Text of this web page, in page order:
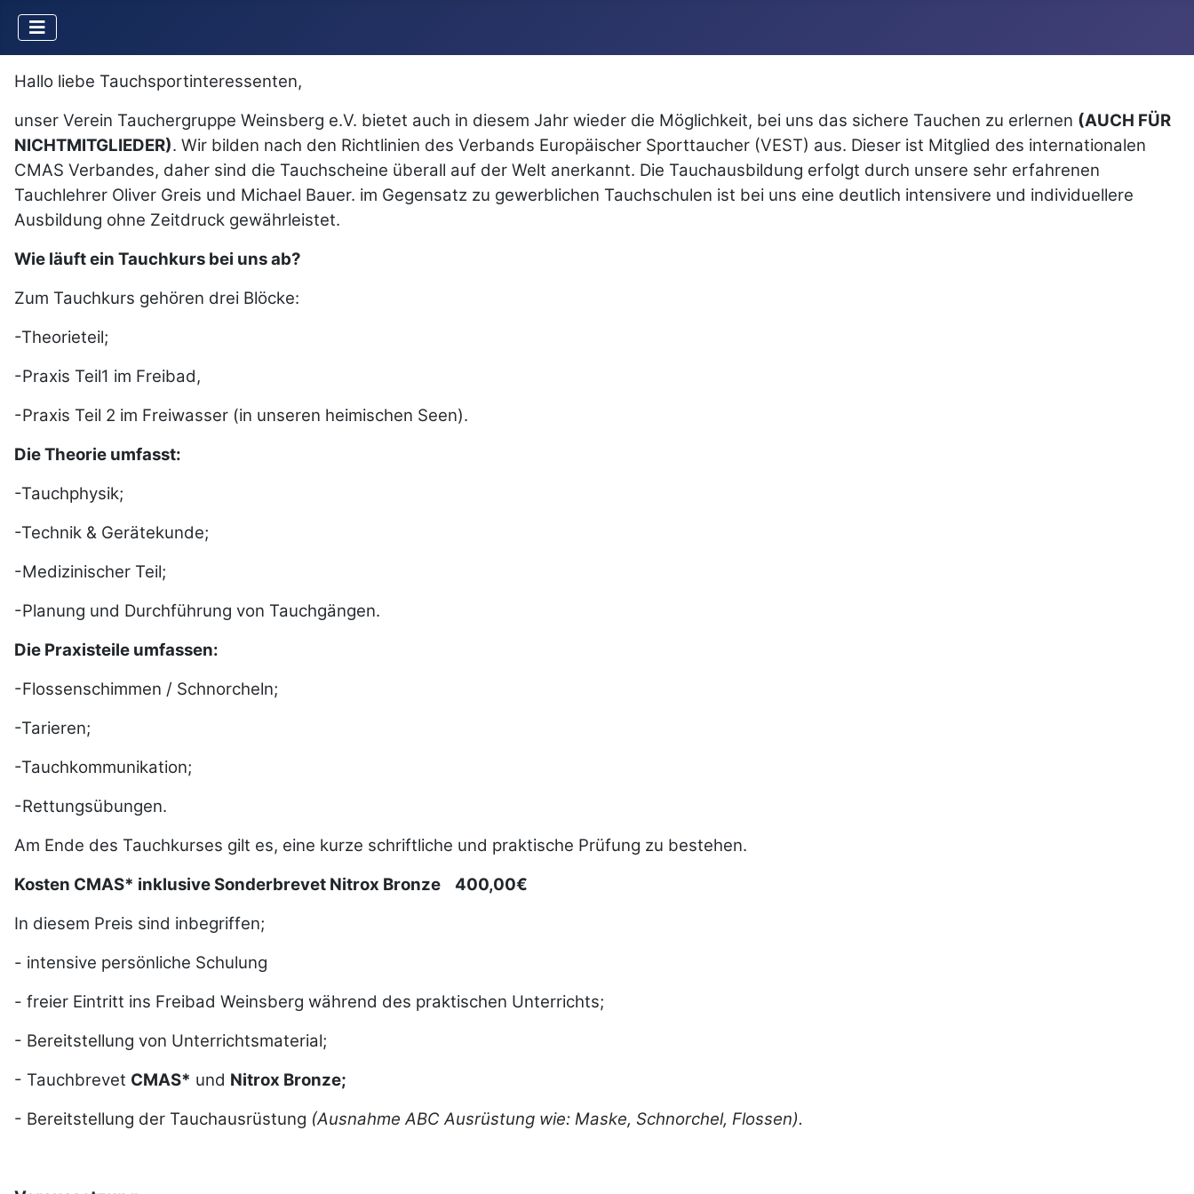
Hallo liebe Tauchsportinteressenten,
unser Verein Tauchergruppe Weinsberg e.V. bietet auch in diesem Jahr wieder die Möglichkeit, bei uns das sichere Tauchen zu erlernen (AUCH FÜR
NICHTMITGLIEDER). Wir bilden nach den Richtlinien des Verbands Europäischer Sporttaucher (VEST) aus. Dieser ist Mitglied des internationalen
CMAS Verbandes, daher sind die Tauchscheine überall auf der Welt anerkannt. Die Tauchausbildung erfolgt durch unsere sehr erfahrenen
Tauchlehrer Oliver Greis und Michael Bauer. im Gegensatz zu gewerblichen Tauchschulen ist bei uns eine deutlich intensivere und individuellere
Ausbildung ohne Zeitdruck gewährleistet.
Wie läuft ein Tauchkurs bei uns ab?
Zum Tauchkurs gehören drei Blöcke:
-Theorieteil;
-Praxis Teil1 im Freibad,
-Praxis Teil 2 im Freiwasser (in unseren heimischen Seen).
Die Theorie umfasst:
-Tauchphysik;
-Technik & Gerätekunde;
-Medizinischer Teil;
-Planung und Durchführung von Tauchgängen.
Die Praxisteile umfassen:
-Flossenschimmen / Schnorcheln;
-Tarieren;
-Tauchkommunikation;
-Rettungsübungen.
Am Ende des Tauchkurses gilt es, eine kurze schriftliche und praktische Prüfung zu bestehen.
Kosten CMAS* inklusive Sonderbrevet Nitrox Bronze 400,00€
In diesem Preis sind inbegriffen;
- intensive persönliche Schulung
- freier Eintritt ins Freibad Weinsberg während des praktischen Unterrichts;
- Bereitstellung von Unterrichtsmaterial;
- Tauchbrevet CMAS* und Nitrox Bronze;
- Bereitstellung der Tauchausrüstung (Ausnahme ABC Ausrüstung wie: Maske, Schnorchel, Flossen).